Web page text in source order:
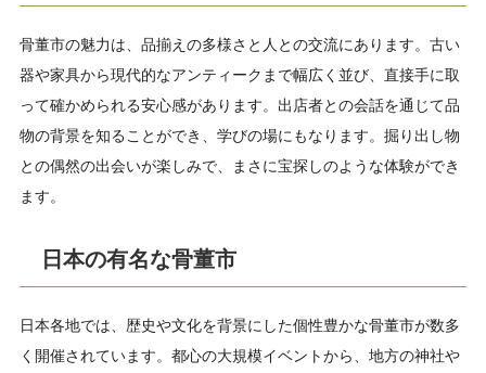
骨董市の魅力は、品揃えの多様さと人との交流にあります。古い
器や家具から現代的なアンティークまで幅広く並び、直接手に取
って確かめられる安心感があります。出店者との会話を通じて品
物の背景を知ることができ、学びの場にもなります。掘り出し物
との偶然の出会いが楽しみで、まさに宝探しのような体験ができ
ます。
日本の有名な骨董市
日本各地では、歴史や文化を背景にした個性豊かな骨董市が数多
く開催されています。都心の大規模イベントから、地方の神社や